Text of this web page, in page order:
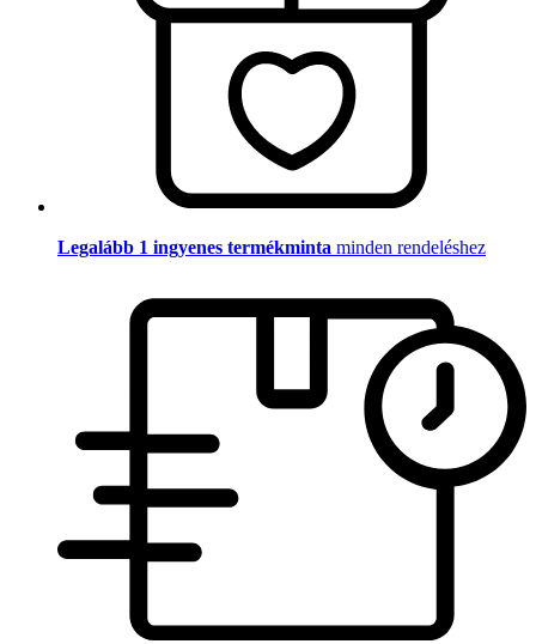
Legalább 1 ingyenes termékminta minden rendeléshez